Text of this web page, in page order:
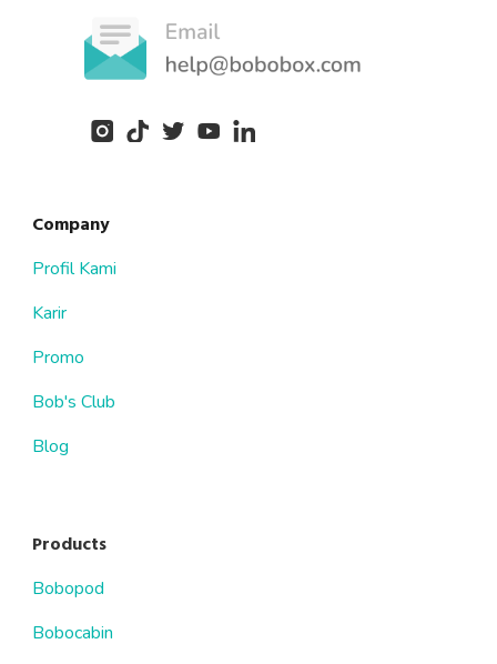
Company
Profil Kami
Karir
Promo
Bob's Club
Blog
Products
Bobopod
Bobocabin